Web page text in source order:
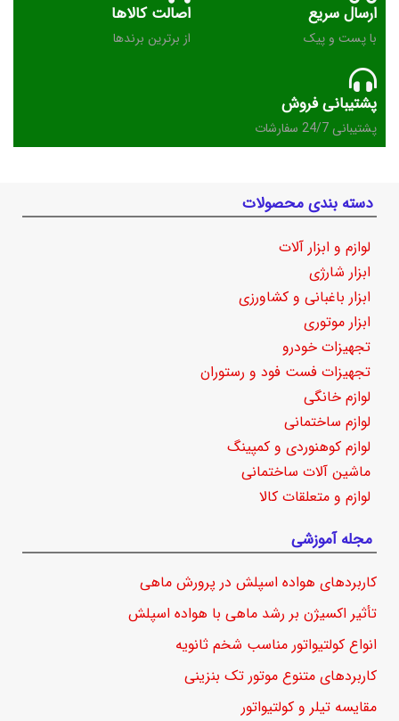
ارسال سریع
با پست و پیک
اصالت کالاها
از برترین برندها
پشتیبانی فروش
پشتیبانی 24/7 سفارشات
دسته بندی محصولات
لوازم و ابزار آلات
ابزار شارژی
ابزار باغبانی و کشاورزی
ابزار موتوری
تجهیزات خودرو
تجهیزات فست فود و رستوران
لوازم خانگی
لوازم ساختمانی
لوازم کوهنوردی و کمپینگ
ماشین آلات ساختمانی
لوازم و متعلقات کالا
مجله آموزشی
کاربردهای هواده اسپلش در پرورش ماهی
تأثیر اکسیژن بر رشد ماهی با هواده اسپلش
انواع کولتیواتور مناسب شخم ثانویه
کاربردهای متنوع موتور تک بنزینی
مقایسه تیلر و کولتیواتور